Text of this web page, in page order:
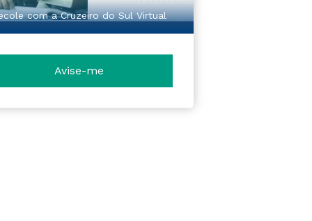
com a Cruzeiro do Sul Virtual
Avise-me